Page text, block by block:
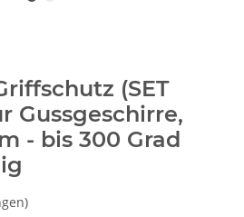
(SET
Gussgeschirre,
- bis 300 Grad